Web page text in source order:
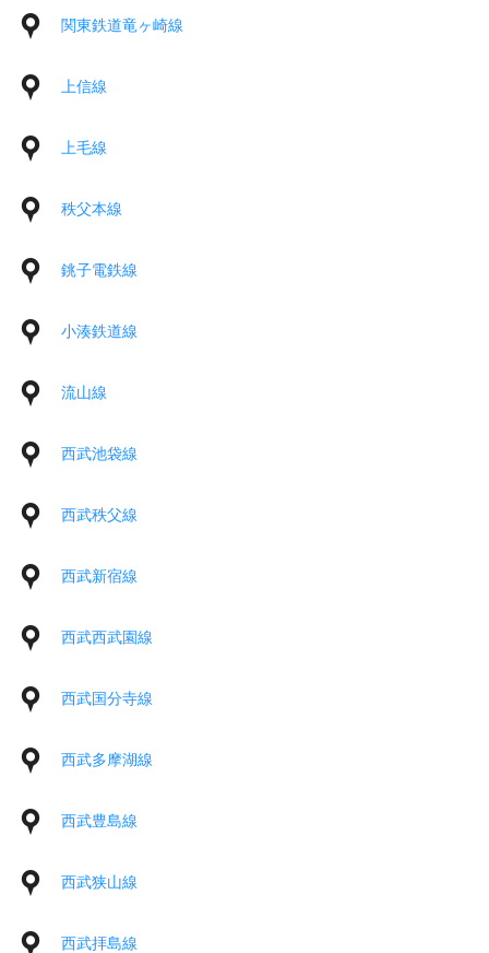
関東鉄道竜ヶ崎線
上信線
上毛線
秩父本線
銚子電鉄線
小湊鉄道線
流山線
西武池袋線
西武秩父線
西武新宿線
西武西武園線
西武国分寺線
西武多摩湖線
西武豊島線
西武狭山線
西武拝島線